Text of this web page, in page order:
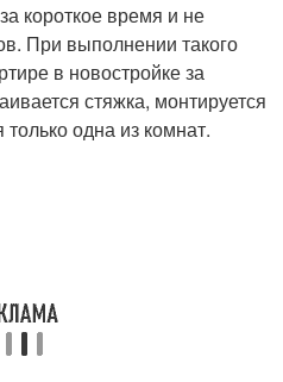
короткое время и не
При выполнении такого
в новостройке за
стяжка, монтируется
одна из комнат.